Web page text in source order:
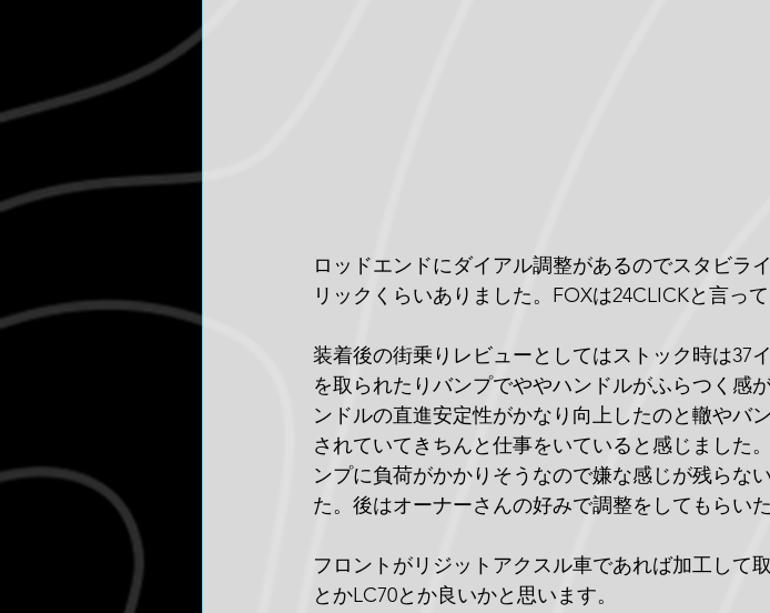
ロッドエンドにダイアル調整があるのでスタビラ
リックくらいありました。FOXは24CLICKと言っ
装着後の街乗りレビューとしてはストック時は37
を取られたりバンプでややハンドルがふらつく感
ンドルの直進安定性がかなり向上したのと轍やバ
されていてきちんと仕事をいていると感じました
ンプに負荷がかかりそうなので嫌な感じが残らな
た。後はオーナーさんの好みで調整をしてもらい
フロントがリジットアクスル車であれば加工して
とかLC70とか良いかと思います。